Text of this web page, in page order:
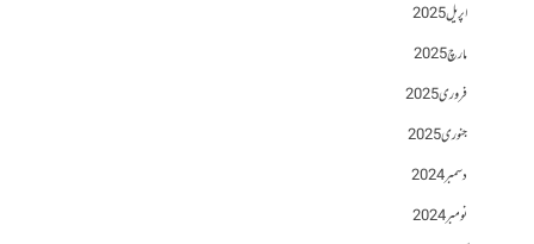
اپریل 2025
مارچ 2025
فروری 2025
جنوری 2025
دسمبر 2024
نومبر 2024